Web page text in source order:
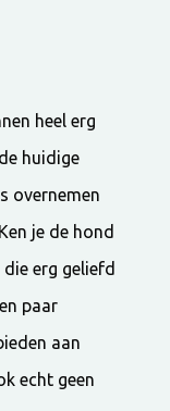
heel erg
huidige
overnemen
je de hond
erg geliefd
paar
aan
echt geen